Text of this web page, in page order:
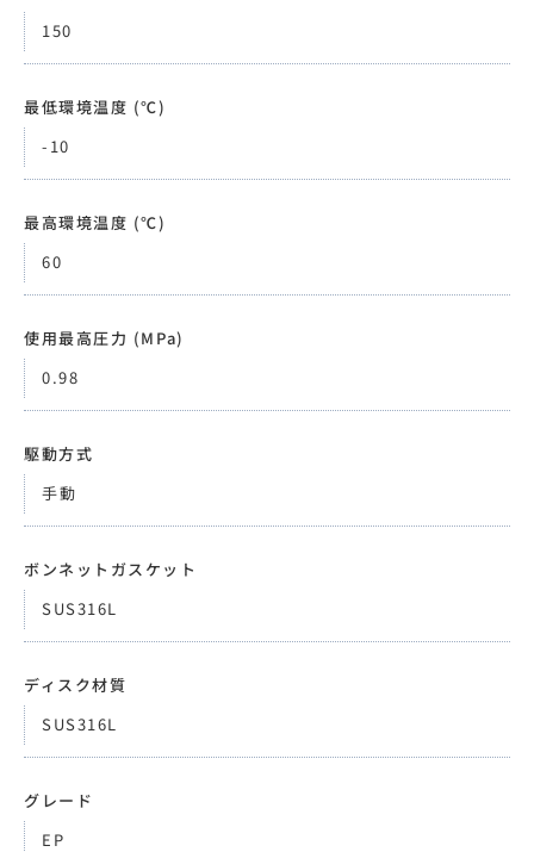
150
最低環境温度 (℃)
-10
最高環境温度 (℃)
60
使用最高圧力 (MPa)
0.98
駆動方式
手動
ボンネットガスケット
SUS316L
ディスク材質
SUS316L
グレード
EP